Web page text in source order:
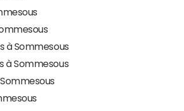
à Sommesous
à Sommesous